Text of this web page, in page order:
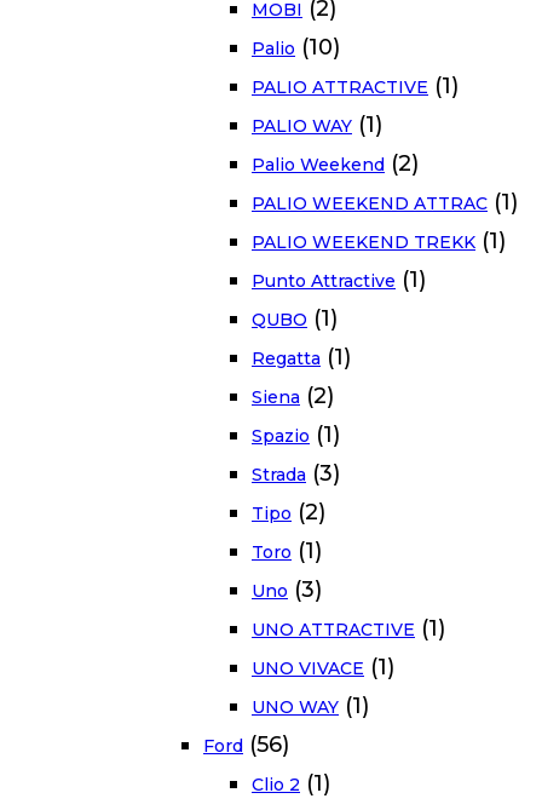
MOBI (2)
Palio (10)
PALIO ATTRACTIVE (1)
PALIO WAY (1)
Palio Weekend (2)
PALIO WEEKEND ATTRAC (1)
PALIO WEEKEND TREKK (1)
Punto Attractive (1)
QUBO (1)
Regatta (1)
Siena (2)
Spazio (1)
Strada (3)
Tipo (2)
Toro (1)
Uno (3)
UNO ATTRACTIVE (1)
UNO VIVACE (1)
UNO WAY (1)
Ford (56)
Clio 2 (1)